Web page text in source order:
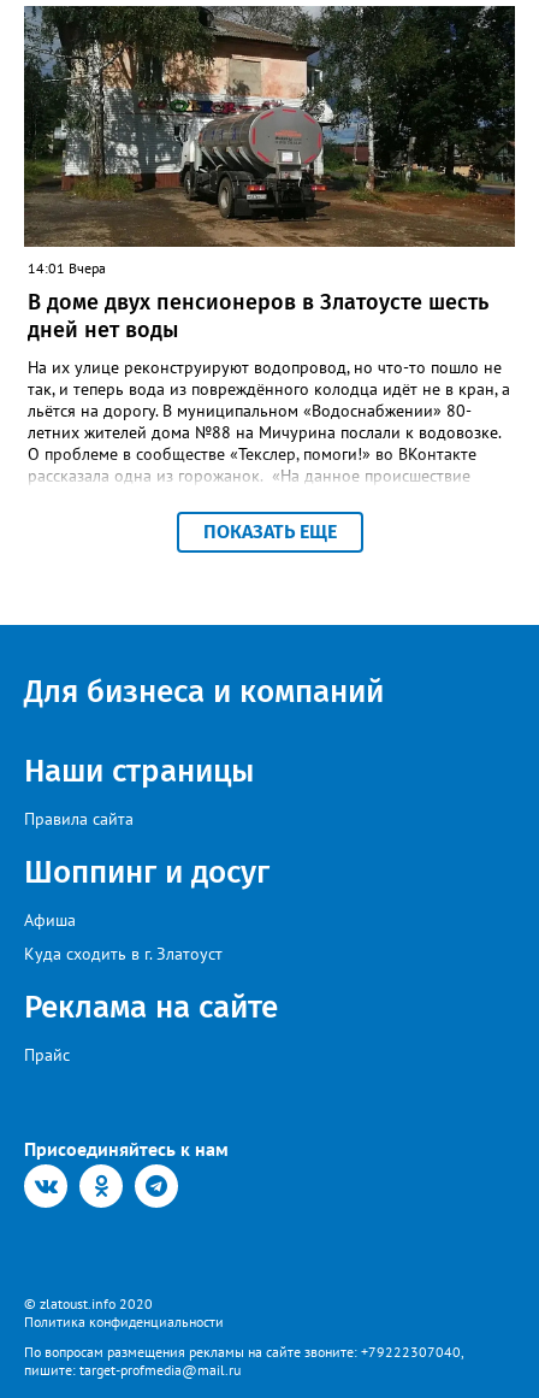
повышение энергоэффективности систем. Кроме электронных
схем, исполнителю нужно разработать предложения по
строительству и реконструкции водоснабжения и канализации,
оценив размер вложений, а также представить перечень
бесхозных объектов и возможные сценарии развития этой
сферы городского хозяйства. В июне 2025 года
«Златоуст.инфо» сообщал о подобных торгах. Тогда цена
вопроса была почти в три раза выше - 9 миллионов 13 тысяч
486 рублей, а в списке работ была разработка электронной
системы ливнёвок.
14:01 Вчера
В доме двух пенсионеров в Златоусте шесть
дней нет воды
На их улице реконструируют водопровод, но что-то пошло не
так, и теперь вода из повреждённого колодца идёт не в кран, а
льётся на дорогу. В муниципальном «Водоснабжении» 80-
летних жителей дома №88 на Мичурина послали к водовозке.
О проблеме в сообществе «Текслер, помоги!» во ВКонтакте
рассказала одна из горожанок. «На данное происшествие
гл.инженера Шепелева А.Н. из обслуживающей организации
МУП ЗГО "Златоустовское Водоснабжение" ул. Островского, 7,
пунктуация авторские). Под обращением есть комментарий
посёлке и работать приходится в сложных условиях горной
местности. «К сожалению, в процессе бурения иногда
малого диаметра, - отмечает Olga Vyacheslavovna. - Зачастую
такие вводы не отражены в исполнительной документации
строительства. Каждый подобный случай требует отдельного
возникающие сложности, предприятие ежедневно
обеспечивает жителей питьевой водой. Подвоз воды
Представитель «Водоснабжения» уверяет: предприятие делает
всё возможное, «чтобы завершить восстановительные работы в
Когда будет восстановлена подача воды в дом №88 в
комментарии не уточняется.
ПОКАЗАТЬ ЕЩЕ
Для бизнеса и компаний
Наши страницы
Правила сайта
Шоппинг и досуг
Афиша
Куда сходить в г. Златоуст
Реклама на сайте
Прайс
Присоединяйтесь к нам
© zlatoust.info 2020
Политика конфиденциальности
По вопросам размещения рекламы на сайте звоните: +79222307040,
пишите: target-profmedia@mail.ru